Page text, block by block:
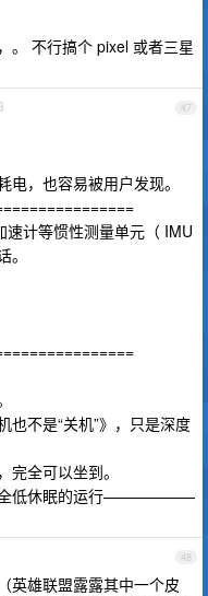
。 不行搞个 pixel 或者三星
47
，也容易被用户发现。
计等惯性测量单元（ IMU
也不是“关机”》，只是深度
全可以坐到。
全低休眠的运行——————
48
英雄联盟露露其中一个皮